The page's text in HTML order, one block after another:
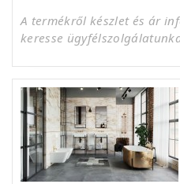
A termékről készlet és ár
keresse